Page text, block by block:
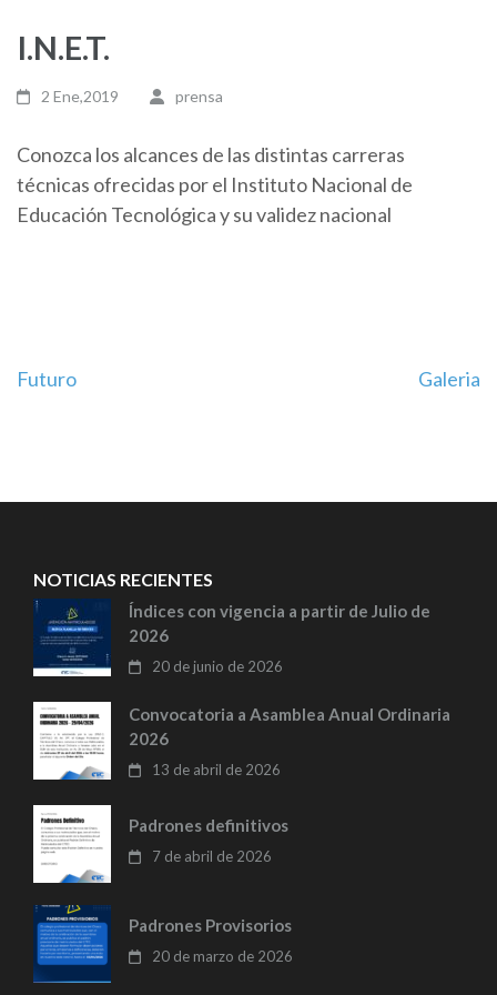
I.N.E.T.
2 Ene,2019 prensa
Conozca los alcances de las distintas carreras
técnicas ofrecidas por el Instituto Nacional de
Educación Tecnológica y su validez nacional
Navegación
Futuro Galeria
NOTICIAS RECIENTES
Índices con vigencia a partir de Julio de
2026
20 de junio de 2026
Convocatoria a Asamblea Anual Ordinaria
2026
13 de abril de 2026
Padrones definitivos
7 de abril de 2026
Padrones Provisorios
20 de marzo de 2026